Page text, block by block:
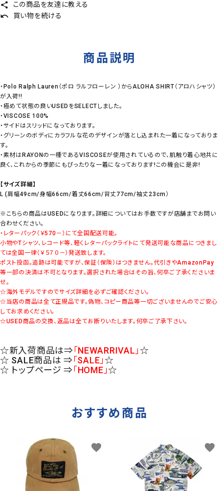
share この商品を友達に教える
undo 買い物を続ける
商品説明
・Polo Ralph Lauren（ポロ ラルフローレン ）からALOHA SHIRT（アロハシャツ）
が入荷!!
・極めて状態の良いUSEDをSELECTしました。
・VISCOSE 100%
・サイドはスリッドになっております。
・グリーンのボディにカラフルな花のデザインが落とし込まれた一着になっておりま
す。
・素材はRAYONの一種であるVISCOSEが使用されているので、肌触り着心地共に
良く、これからの季節にもぴったりな一着になっております!この機会に是非!
【サイズ詳細】
L (肩幅49cm/身幅66cm/着丈66cm/背丈77cm/袖丈23cm）
※こちらの商品はUSEDになります。詳細についてはお手数ですが店舗までお問い
合わせください。
・レターパック（￥570－）にて全国配送可能。
小物やTシャツ、レコード等、軽くレターパックライトにて発送可能な商品につきまし
ては全国一律（￥５７０－）発送致します。
ポスト投函。追跡は可能ですが、保証（保険）はつきません。代引きやAmazonPay
等一部の決済は不可となります。選択された場合はその旨、何卒ご了承くださいま
せ。
☆海外モデルですのでサイズ詳細を必ずご確認ください。
☆当店の商品は全て正規品です。偽物、コピー商品等一切ございませんのでご安心
してお求めください。
☆USED商品の交換、返品は全てお断りいたします。何卒ご了承下さい。
☆新入荷商品は⇒「NEWARRIVAL」☆
☆ SALE商品は ⇒「SALE」☆
☆ トップページ ⇒「HOME」☆
おすすめ商品
favorite favorite